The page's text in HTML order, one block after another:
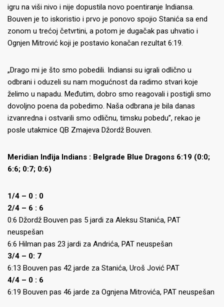
igru na viši nivo i nije dopustila novo poentiranje Indiansa.
Bouven je to iskoristio i prvo je ponovo spojio Stanića sa end
zonom u trećoj četvrtini, a potom je dugačak pas uhvatio i
Ognjen Mitrović koji je postavio konačan rezultat 6:19.
„Drago mi je što smo pobedili. Indiansi su igrali odlično u
odbrani i oduzeli su nam mogućnost da radimo stvari koje
želimo u napadu. Međutim, dobro smo reagovali i postigli smo
dovoljno poena da pobedimo. Naša odbrana je bila danas
izvanredna i ostvarili smo odličnu, timsku pobedu”, rekao je
posle utakmice QB Zmajeva Džordž Bouven.
Meridian Inđija Indians : Belgrade Blue Dragons 6:19 (0:0;
6:6; 0:7; 0:6)
1/4 – 0 : 0
2/4 – 6 : 6
0:6 Džordž Bouven pas 5 jardi za Aleksu Stanića, PAT
neuspešan
6:6 Hilman pas 23 jardi za Andrića, PAT neuspešan
3/4 – 0: 7
6:13 Bouven pas 42 jarde za Stanića, Uroš Jović PAT
4/4 – 0 : 6
6:19 Bouven pas 46 jarde za Ognjena Mitrovića, PAT neuspešan